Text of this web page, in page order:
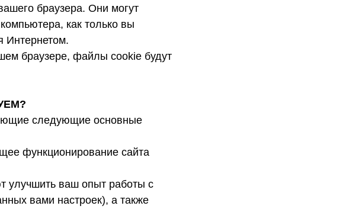
браузера. Они могут
как только вы
Интернетом.
браузере, файлы cookie будут
следующие основные
функционирование сайта
улучшить ваш опыт работы с
вами настроек), а также